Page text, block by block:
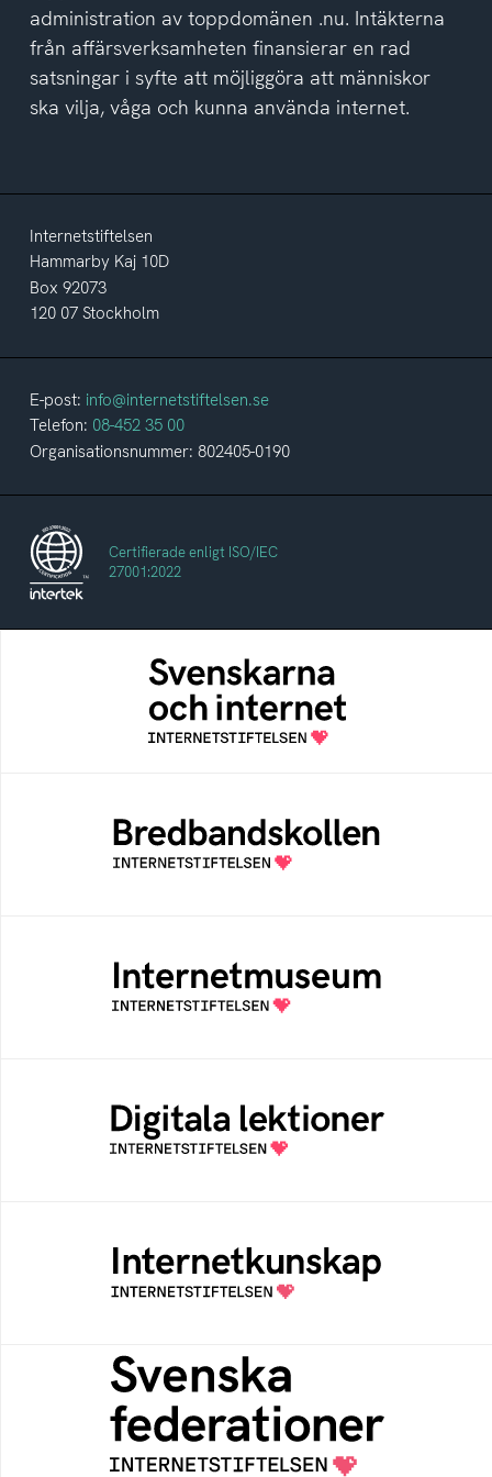
administration av toppdomänen .nu. Intäkterna
från affärsverksamheten finansierar en rad
satsningar i syfte att möjliggöra att människor
ska vilja, våga och kunna använda internet.
Internetstiftelsen
Hammarby Kaj 10D
Box 92073
120 07 Stockholm
E-post: info@internetstiftelsen.se
Telefon: 08-452 35 00
Organisationsnummer: 802405-0190
Certifierade enligt ISO/IEC
27001:2022
Svenskarna och internet
En årlig studie av svenska folkets
internetvanor
Bredbandskollen är ett oberoende
konsumentverktyg som drivs av
Internetstiftelsen
Ett digitalt museum som byggts, och kureras
av Internetstiftelsen
Öppen digital lärresurs med färdiga lektioner
för alla stadier i grundskolan
Samlad kunskap som hjälper dig att bli en
säker och medveten internetanvändare
Svenska federationer
Grunden för medlemskap i en sektors- eller
kontextspecifik federation